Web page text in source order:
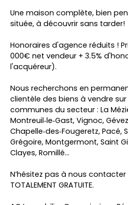
Une maison complète, bien
située, à découvrir sans tarder!
Honoraires d'agence réduits !
000€ net vendeur + 3.5%
l'acquéreur).
Nous recherchons en
clientèle des biens à vendre sur
communes du secteur : La
Montreuil‑le‑Gast, Vignoc,
Chapelle‑des‑Fougeretz, Pacé,
Grégoire, Montgermont, Saint
Clayes, Romillé…
N’hésitez pas à nous contacter
TOTALEMENT GRATUITE.